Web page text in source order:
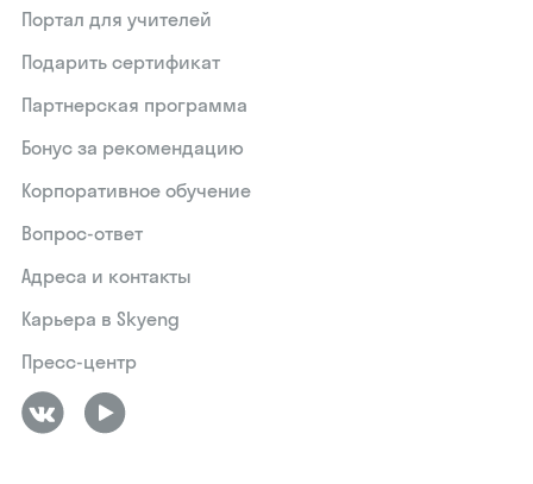
Портал для учителей
Подарить сертификат
Партнерская программа
Бонус за рекомендацию
Корпоративное обучение
Вопрос-ответ
Адреса и контакты
Карьера в Skyeng
Пресс-центр